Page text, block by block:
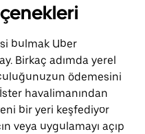
bulmak Uber
Birkaç adımda yerel
ödemesini
havalimanından
bir yeri keşfediyor
veya uygulamayı açıp